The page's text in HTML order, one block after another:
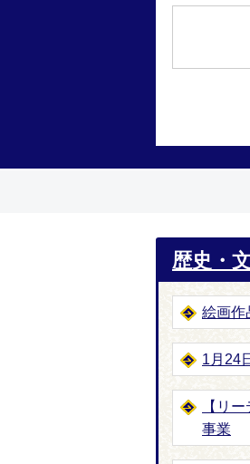
歴史・
絵画作
1月24
【リ
事業